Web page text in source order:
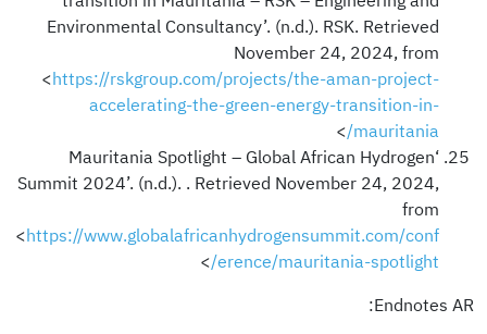
Environmental Consultancy’. (n.d.). RSK. Retrieved
November 24, 2024, from
<https://rskgroup.com/projects/the-aman-project-
accelerating-the-green-energy-transition-in-
mauritania/
>
‘Mauritania Spotlight – Global African Hydrogen
Summit 2024’. (n.d.). . Retrieved November 24, 2024,
from
<https://www.globalafricanhydrogensummit.com/conf
erence/mauritania-spotlight/
>
Endnotes AR: